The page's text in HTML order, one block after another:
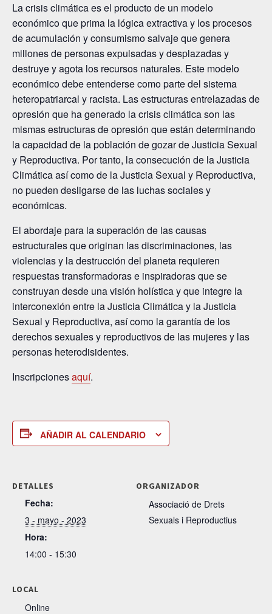
La crisis climática es el producto de un modelo
económico que prima la lógica extractiva y los procesos
de acumulación y consumismo salvaje que genera
millones de personas expulsadas y desplazadas y
destruye y agota los recursos naturales. Este modelo
económico debe entenderse como parte del sistema
heteropatriarcal y racista. Las estructuras entrelazadas de
opresión que ha generado la crisis climática son las
mismas estructuras de opresión que están determinando
la capacidad de la población de gozar de Justicia Sexual
y Reproductiva. Por tanto, la consecución de la Justicia
Climática así como de la Justicia Sexual y Reproductiva,
no pueden desligarse de las luchas sociales y
económicas.
El abordaje para la superación de las causas
estructurales que originan las discriminaciones, las
violencias y la destrucción del planeta requieren
respuestas transformadoras e inspiradoras que se
construyan desde una visión holística y que integre la
interconexión entre la Justicia Climática y la Justicia
Sexual y Reproductiva, así como la garantía de los
derechos sexuales y reproductivos de las mujeres y las
personas heterodisidentes.
Inscripcionesaquí.
AÑADIR AL CALENDARIO
DETALLES
Fecha:
3 - mayo - 2023
Hora:
14:00 - 15:30
ORGANIZADOR
Associació de Drets
Sexuals i Reproductius
LOCAL
Online